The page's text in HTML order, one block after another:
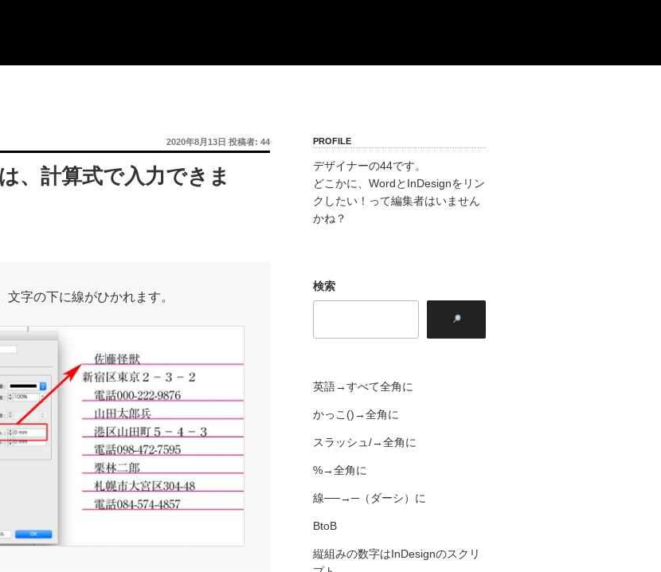
投
稿
2020年8月13日 投稿者: 44
、計算式で入力できま
文字の下に線がひかれます。
PROFILE
デザイナーの44です。
どこかに、WordとInDesignをリン
クしたい！って編集者はいません
かね？
検索
英語→すべて全角に
かっこ()→全角に
スラッシュ/→全角に
%→全角に
線──→─（ダーシ）に
BtoB
縦組みの数字はInDesignのスクリ